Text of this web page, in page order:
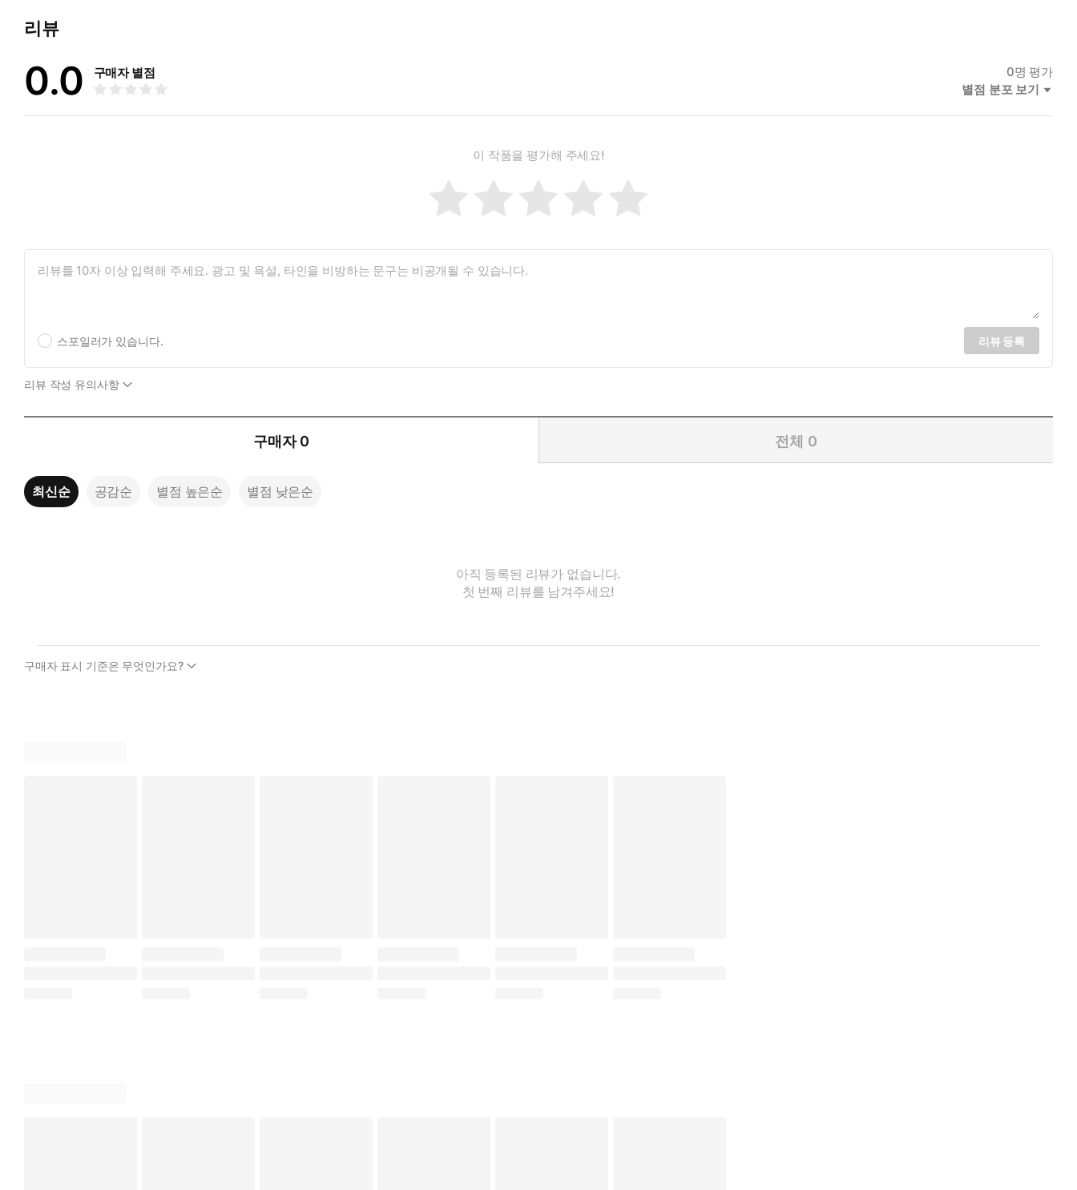
리뷰
0.0 구매자 별점 0명 평가
별점 분포 보기
이 작품을 평가해 주세요!
스포일러가 있습니다. 리뷰 등록
리뷰 작성 유의사항
구매자 0 전체 0
최신순 공감순 별점 높은순 별점 낮은순
아직 등록된 리뷰가 없습니다.
첫 번째 리뷰를 남겨주세요!
구매자 표시 기준은 무엇인가요?